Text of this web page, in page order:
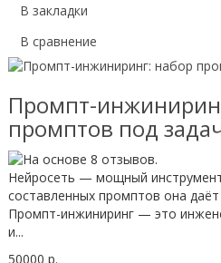
В закладки
В сравнение
Промпт-
промптов под
Нейросеть — мощный
составленных промптов она
Промпт-инжиниринг — это
и...
50000 р.